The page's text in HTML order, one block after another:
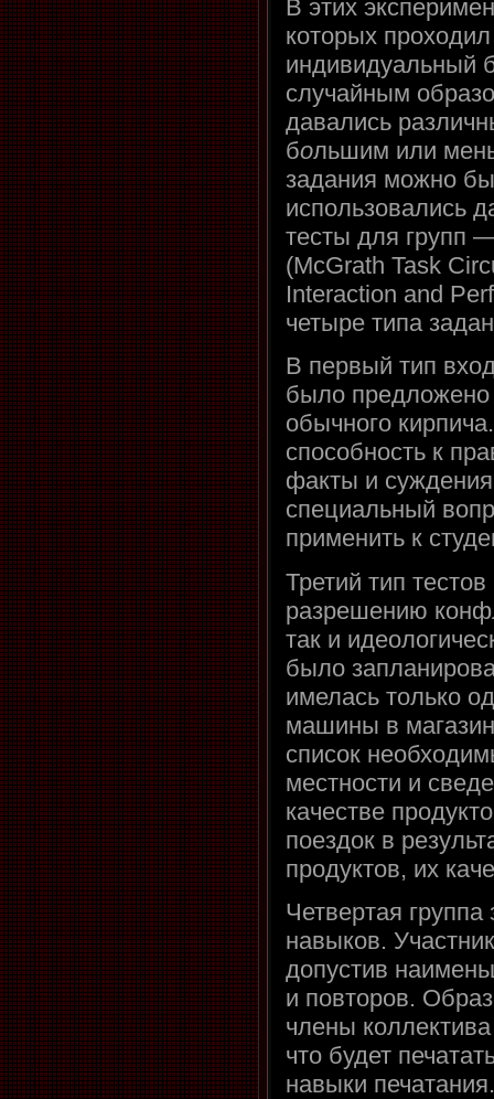
В этих
которых
индивидуальный
случайным
давались
большим или
задания можно
использовались
тесты для групп
(McGrath Task
Interaction and
четыре типа
В первый тип
было предложено
обычного
способность к
факты и
специальный
применить к
Третий тип
разрешению
так и
было
имелась только
машины в
список
местности и
качестве
поездок в
продуктов, их
Четвертая
навыков.
допустив
и повторов.
члены
что будет
навыки печатания.